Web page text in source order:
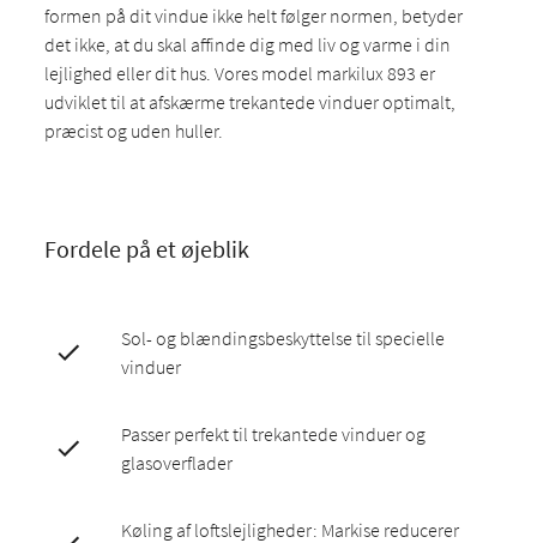
formen på dit vindue ikke helt følger normen, betyder
det ikke, at du skal affinde dig med liv og varme i din
lejlighed eller dit hus. Vores model markilux 893 er
udviklet til at afskærme trekantede vinduer optimalt,
præcist og uden huller.
Fordele på et øjeblik
Sol- og blændingsbeskyttelse til specielle
vinduer
Passer perfekt til trekantede vinduer og
glasoverflader
Køling af loftslejligheder: Markise reducerer